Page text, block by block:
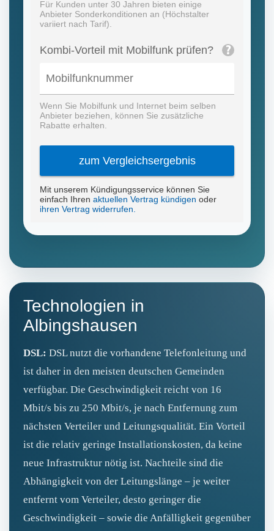
Technologien in
Albingshausen
DSL: DSL nutzt die vorhandene Telefonleitung und
ist daher in den meisten deutschen Gemeinden
verfügbar. Die Geschwindigkeit reicht von 16
Mbit/s bis zu 250 Mbit/s, je nach Entfernung zum
nächsten Verteiler und Leitungsqualität. Ein Vorteil
ist die relativ geringe Installationskosten, da keine
neue Infrastruktur nötig ist. Nachteile sind die
Abhängigkeit von der Leitungslänge – je weiter
entfernt vom Verteiler, desto geringer die
Geschwindigkeit – sowie die Anfälligkeit gegenüber